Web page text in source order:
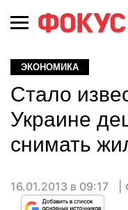
ЭКОНОМИКА
Стало
Украине
снимать
16.01.2013 в 09:17